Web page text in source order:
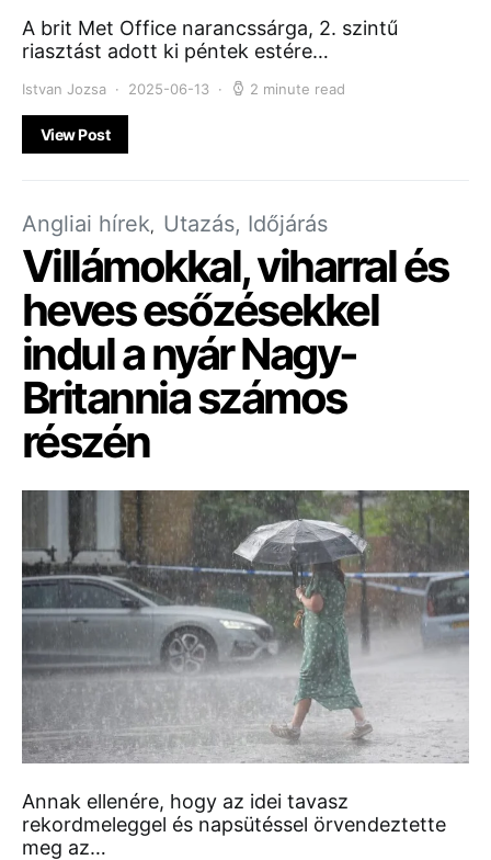
A brit Met Office narancssárga, 2. szintű
riasztást adott ki péntek estére…
Istvan Jozsa 2025-06-13 2 minute read
View Post
Angliai hírek Utazás, Időjárás
Villámokkal, viharral és
heves esőzésekkel
indul a nyár Nagy-
Britannia számos
részén
Annak ellenére, hogy az idei tavasz
rekordmeleggel és napsütéssel örvendeztette
meg az…